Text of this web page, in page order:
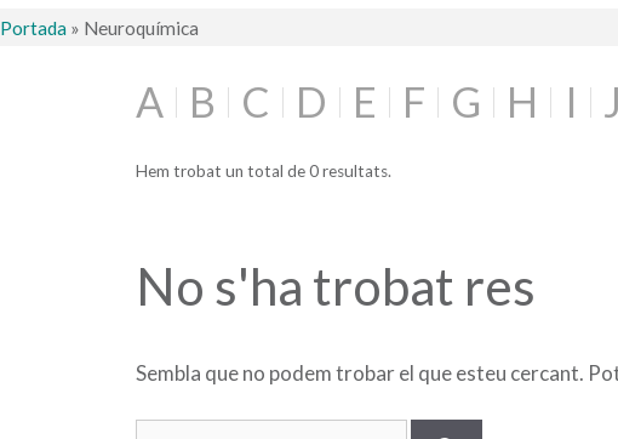
Portada » Neuroquímica
A B C D E F G H I J
Hem trobat un total de 0 resultats.
No s'ha trobat res
Sembla que no podem trobar el que esteu cercant.